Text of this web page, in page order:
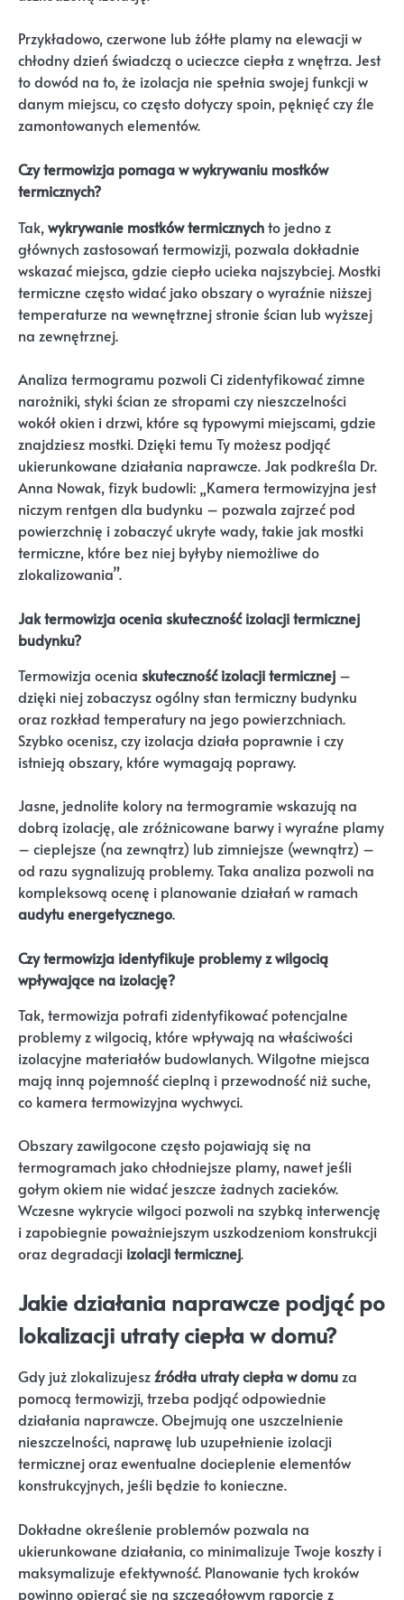
Przykładowo, czerwone lub żółte plamy na elewacji w
chłodny dzień świadczą o ucieczce ciepła z wnętrza. Jest
to dowód na to, że izolacja nie spełnia swojej funkcji w
danym miejscu, co często dotyczy spoin, pęknięć czy źle
zamontowanych elementów.
Czy termowizja pomaga w wykrywaniu mostków
termicznych?
Tak, wykrywanie mostków termicznychto jedno z
głównych zastosowań termowizji, pozwala dokładnie
wskazać miejsca, gdzie ciepło ucieka najszybciej. Mostki
termiczne często widać jako obszary o wyraźnie niższej
temperaturze na wewnętrznej stronie ścian lub wyższej
na zewnętrznej.
Analiza termogramu pozwoli Ci zidentyfikować zimne
narożniki, styki ścian ze stropami czy nieszczelności
wokół okien i drzwi, które są typowymi miejscami, gdzie
znajdziesz mostki. Dzięki temu Ty możesz podjąć
ukierunkowane działania naprawcze. Jak podkreśla Dr.
Anna Nowak, fizyk budowli: „Kamera termowizyjna jest
niczym rentgen dla budynku – pozwala zajrzeć pod
powierzchnię i zobaczyć ukryte wady, takie jak mostki
termiczne, które bez niej byłyby niemożliwe do
zlokalizowania”.
Jak termowizja ocenia skuteczność izolacji termicznej
budynku?
Termowizja ocenia skuteczność izolacji termicznej –
dzięki niej zobaczysz ogólny stan termiczny budynku
oraz rozkład temperatury na jego powierzchniach.
Szybko ocenisz, czy izolacja działa poprawnie i czy
istnieją obszary, które wymagają poprawy.
Jasne, jednolite kolory na termogramie wskazują na
dobrą izolację, ale zróżnicowane barwy i wyraźne plamy
– cieplejsze (na zewnątrz) lub zimniejsze (wewnątrz) –
od razu sygnalizują problemy. Taka analiza pozwoli na
kompleksową ocenę i planowanie działań w ramach
audytu energetycznego.
Czy termowizja identyfikuje problemy z wilgocią
wpływające na izolację?
Tak, termowizja potrafi zidentyfikować potencjalne
problemy z wilgocią, które wpływają na właściwości
izolacyjne materiałów budowlanych. Wilgotne miejsca
mają inną pojemność cieplną i przewodność niż suche,
co kamera termowizyjna wychwyci.
Obszary zawilgocone często pojawiają się na
termogramach jako chłodniejsze plamy, nawet jeśli
gołym okiem nie widać jeszcze żadnych zacieków.
Wczesne wykrycie wilgoci pozwoli na szybką interwencję
i zapobiegnie poważniejszym uszkodzeniom konstrukcji
oraz degradacji izolacji termicznej.
Jakie działania naprawcze podjąć po
lokalizacji utraty ciepła w domu?
Gdy już zlokalizujeszźródła utraty ciepła w domuza
pomocą termowizji, trzeba podjąć odpowiednie
działania naprawcze. Obejmują one uszczelnienie
nieszczelności, naprawę lub uzupełnienie izolacji
termicznej oraz ewentualne docieplenie elementów
konstrukcyjnych, jeśli będzie to konieczne.
Dokładne określenie problemów pozwala na
ukierunkowane działania, co minimalizuje Twoje koszty i
maksymalizuje efektywność. Planowanie tych kroków
powinno opierać się na szczegółowym raporcie z